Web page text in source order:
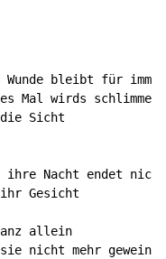
bleibt für immer
Mal wirds schlimmer
Sicht
ihre Nacht endet nicht
Gesicht
allein
nicht mehr geweint